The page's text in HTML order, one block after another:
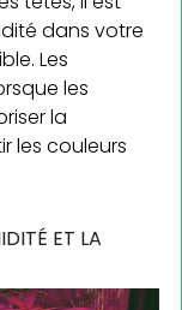
dans votre
Les
les
la
les couleurs
ET LA